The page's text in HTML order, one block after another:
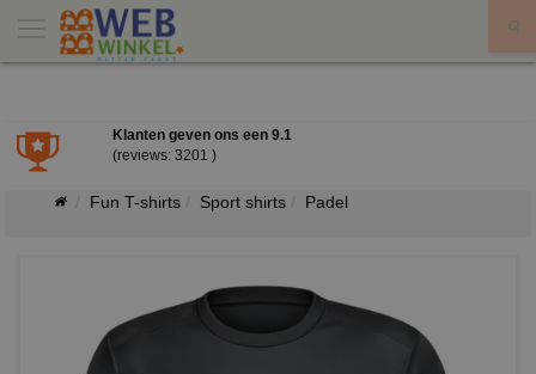
Klanten geven ons een 9.1
(reviews: 3201 )
Fun T-shirts Sport shirts Padel